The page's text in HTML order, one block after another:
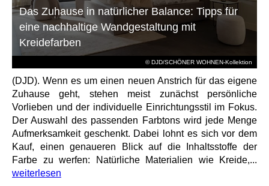
© DJD/SCHÖNER WOHNEN-Kollektion
Das Zuhause in natürlicher Balance: Tipps für
eine nachhaltige Wandgestaltung mit
Kreidefarben
(DJD). Wenn es um einen neuen Anstrich für das eigene
Zuhause geht, stehen meist zunächst persönliche
Vorlieben und der individuelle Einrichtungsstil im Fokus.
Der Auswahl des passenden Farbtons wird jede Menge
Aufmerksamkeit geschenkt. Dabei lohnt es sich vor dem
Kauf, einen genaueren Blick auf die Inhaltsstoffe der
Farbe zu werfen: Natürliche Materialien wie Kreide,...
weiterlesen